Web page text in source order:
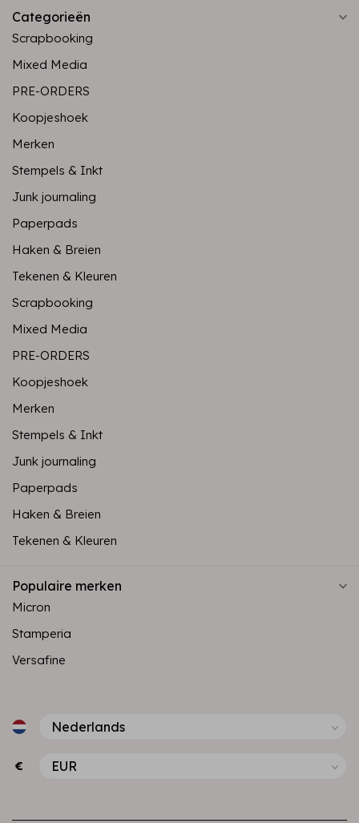
Categorieën
Scrapbooking
Mixed Media
PRE-ORDERS
Koopjeshoek
Merken
Stempels & Inkt
Junk journaling
Paperpads
Haken & Breien
Tekenen & Kleuren
Scrapbooking
Mixed Media
PRE-ORDERS
Koopjeshoek
Merken
Stempels & Inkt
Junk journaling
Paperpads
Haken & Breien
Tekenen & Kleuren
Populaire merken
Micron
Stamperia
Versafine
€